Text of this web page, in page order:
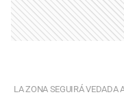
LA ZONA SEGUIRÁ VEDADA